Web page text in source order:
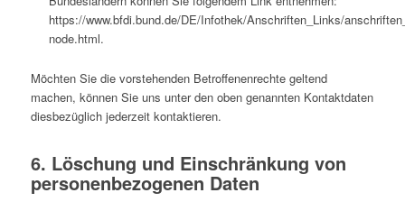
https://www.bfdi.bund.de/DE/Infothek/Anschriften_Links/
node.html.
Möchten Sie die vorstehenden Betroffenenrechte geltend
machen, können Sie uns unter den oben genannten Kontaktdaten
diesbezüglich jederzeit kontaktieren.
6. Löschung und Einschränkung von
personenbezogenen Daten